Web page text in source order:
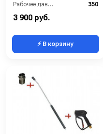
Рабочее давление (бар):
350
3 900 руб.
⚡ В корзину